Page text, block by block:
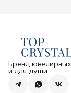
Бренд
и для души